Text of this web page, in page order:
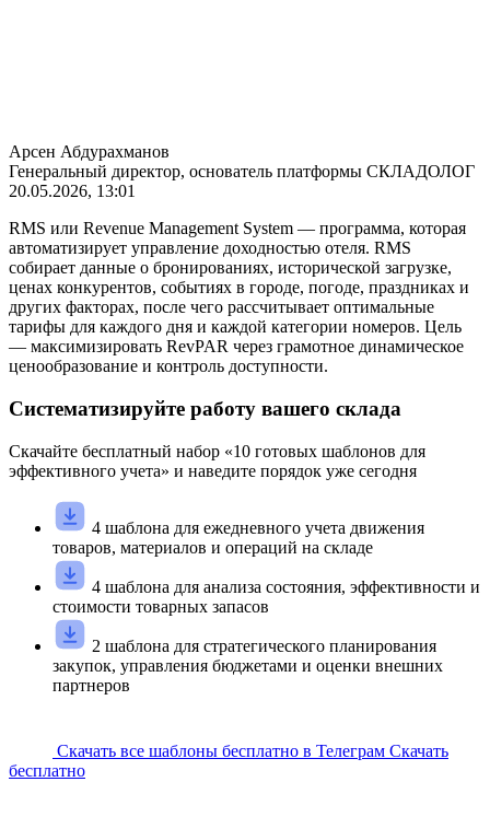
Арсен Абдурахманов
Генеральный директор, основатель платформы СКЛАДОЛОГ
20.05.2026, 13:01
RMS или Revenue Management System — программа, которая
автоматизирует управление доходностью отеля. RMS
собирает данные о бронированиях, исторической загрузке,
ценах конкурентов, событиях в городе, погоде, праздниках и
других факторах, после чего рассчитывает оптимальные
тарифы для каждого дня и каждой категории номеров. Цель
— максимизировать RevPAR через грамотное динамическое
ценообразование и контроль доступности.
Систематизируйте работу вашего склада
Скачайте бесплатный набор «10 готовых шаблонов для
эффективного учета» и наведите порядок уже сегодня
4 шаблона для ежедневного учета движения
товаров, материалов и операций на складе
4 шаблона для анализа состояния, эффективности и
стоимости товарных запасов
2 шаблона для стратегического планирования
закупок, управления бюджетами и оценки внешних
партнеров
Скачать все шаблоны бесплатно в Телеграм Скачать
бесплатно